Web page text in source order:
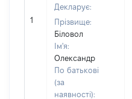
1
Декларує:
Прізвище:
Біловол
Ім'я:
Олександр
По батькові
(за
наявності):